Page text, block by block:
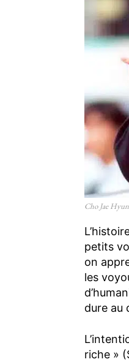
Cho Jae
petits
on
les
dure au
riche »